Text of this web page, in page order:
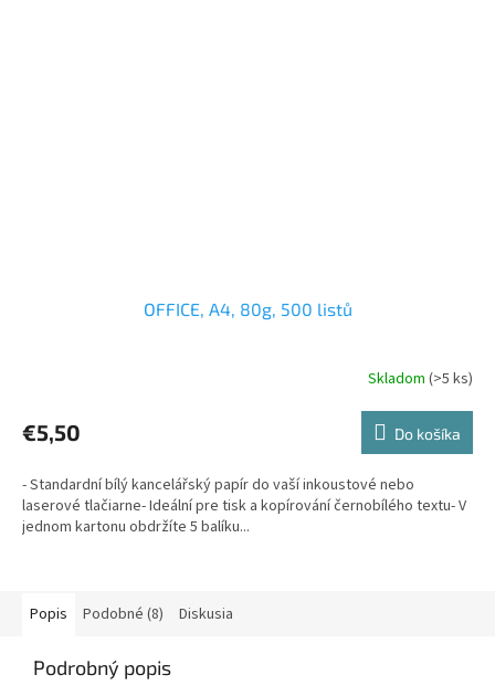
OFFICE, A4, 80g, 500 listů
Skladom (>5 ks)
€5,50 Do košíka
- Standardní bílý kancelářský papír do vaší inkoustové nebo
laserové tlačiarne- Ideální pre tisk a kopírování černobílého textu- V
jednom kartonu obdržíte 5 balíku...
Popis Podobné (8) Diskusia
Podrobný popis